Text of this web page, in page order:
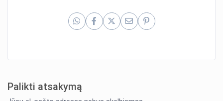
Palikti atsakymą